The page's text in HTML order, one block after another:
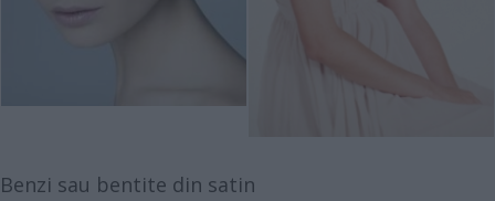
Benzi sau bentite din satin